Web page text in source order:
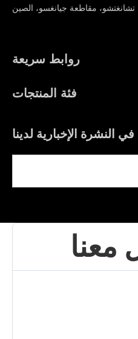
تشانغتشو، مقاطعة جيانغسو، الصين
روابط سريعة
فئة المنتجات
النشرة الإخبارية لدينا
معنا